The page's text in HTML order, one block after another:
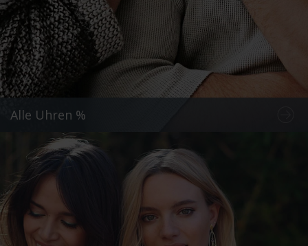
Alle Uhren %